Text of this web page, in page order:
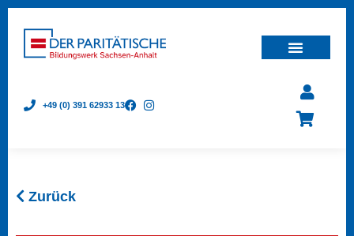
+49 (0) 391 62933 13
Zurück